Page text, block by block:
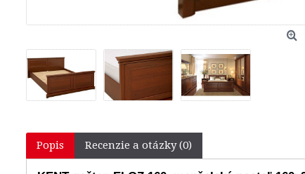
Popis Recenzie a otázky (0)